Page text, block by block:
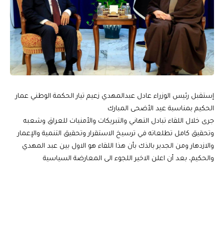
إستقبل رئيس الوزراء عادل عبدالمهدي زعيم تيار الحكمة الوطني عمار
الحكيم بمناسبة عيد الأضحى المبارك
جرى خلال اللقاء تبادل التهاني والتبريكات والأمنيات للعراق وشعبه
وتحقيق كامل تطلعاته في ترسيخ الاستقرار وتحقيق التنمية والإعمار
والازدهار ومن الجدير بالذك بأن هذا اللقاء هو الاول بين عبد المهدي
والحكيم، بعد أن اعلن الاخير اللجوء الى المعارضة السياسية